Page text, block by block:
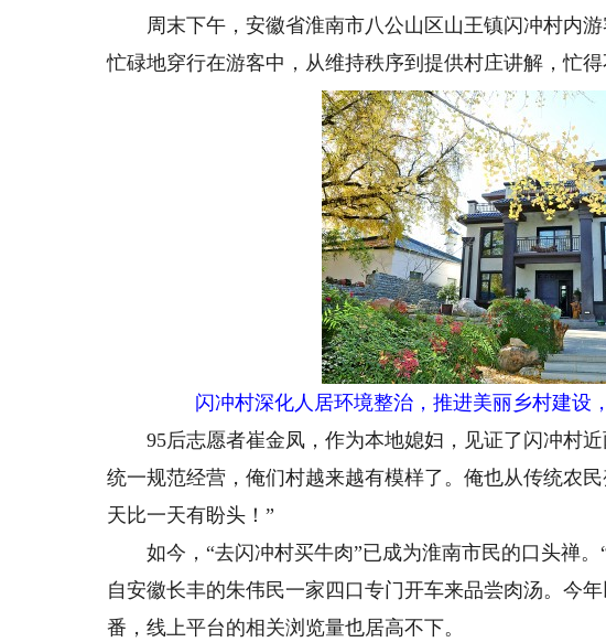
周末下午，安徽省淮南市八公山区山王镇闪冲村内游
忙碌地穿行在游客中，从维持秩序到提供村庄讲解，忙得
闪冲村深化人居环境整治，推进美丽乡村建设
95后志愿者崔金凤，作为本地媳妇，见证了闪冲村近
统一规范经营，俺们村越来越有模样了。俺也从传统农
天比一天有盼头！”
如今，“去闪冲村买牛肉”已成为淮南市民的口头禅。
自安徽长丰的朱伟民一家四口专门开车来品尝肉汤。今
番，线上平台的相关浏览量也居高不下。